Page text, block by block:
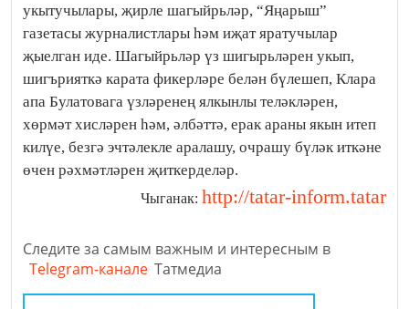
укытучылары, җирле шагыйрьләр, “Яңарыш”
газетасы журналистлары һәм иҗат яратучылар
җыелган иде. Шагыйрьләр үз шигырьләрен укып,
шигърияткә карата фикерләре белән бүлешеп, Клара
апа Булатовага үзләренең ялкынлы теләкләрен,
хөрмәт хисләрен һәм, әлбәттә, ерак араны якын итеп
килүе, безгә эчтәлекле аралашу, очрашу бүләк иткәне
өчен рәхмәтләрен җиткерделәр.
Чыганак: http://tatar-inform.tatar
Следите за самым важным и интересным в
Telegram-канале Татмедиа